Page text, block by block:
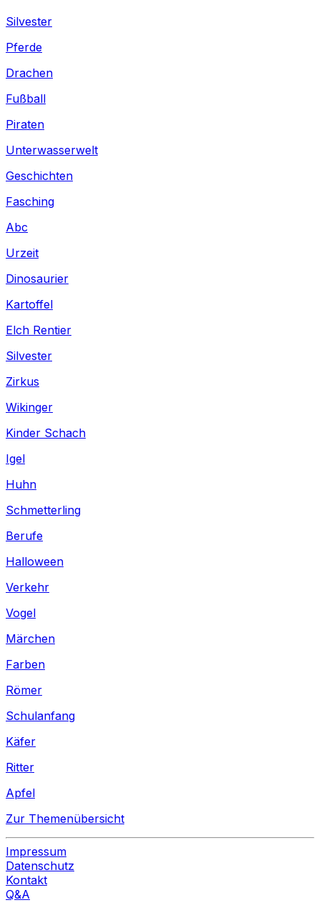
Silvester
Pferde
Drachen
Fußball
Piraten
Unterwasserwelt
Geschichten
Fasching
Abc
Urzeit
Dinosaurier
Kartoffel
Elch Rentier
Silvester
Zirkus
Wikinger
Kinder Schach
Igel
Huhn
Schmetterling
Berufe
Halloween
Verkehr
Vogel
Märchen
Farben
Römer
Schulanfang
Käfer
Ritter
Apfel
Zur Themenübersicht
Impressum
Datenschutz
Kontakt
Q&A